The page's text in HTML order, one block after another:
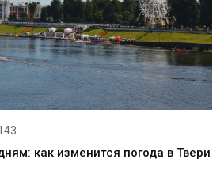
как изменится погода в Твери